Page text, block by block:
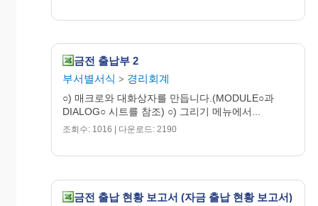
금전 출납부 2
부서별서식 > 경리회계
○) 매크로와 대화상자를 만듭니다.(MODULE○과
DIALOG○ 시트를 참조) ○) 그리기 메뉴에서...
조회수: 1016 | 다운로드: 2190
금전 출납 현황 보고서 (자금 출납 현황 보고서)